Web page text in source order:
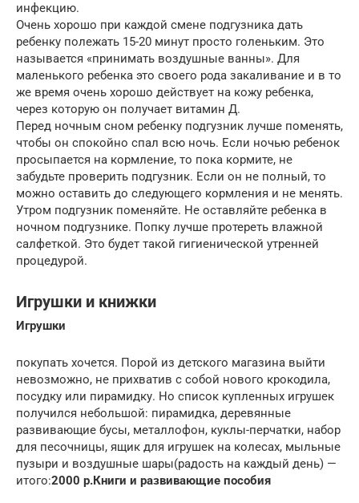
инфекцию.
Очень хорошо при каждой смене подгузника дать
ребенку полежать 15-20 минут просто голеньким. Это
называется «принимать воздушные ванны». Для
маленького ребенка это своего рода закаливание и в то
же время очень хорошо действует на кожу ребенка,
через которую он получает витамин Д.
Перед ночным сном ребенку подгузник лучше поменять,
чтобы он спокойно спал всю ночь. Если ночью ребенок
просыпается на кормление, то пока кормите, не
забудьте проверить подгузник. Если он не полный, то
можно оставить до следующего кормления и не менять.
Утром подгузник поменяйте. Не оставляйте ребенка в
ночном подгузнике. Попку лучше протереть влажной
салфеткой. Это будет такой гигиенической утренней
процедурой.
Игрушки и книжки
Игрушки
покупать хочется. Порой из детского магазина выйти
невозможно, не прихватив с собой нового крокодила,
посудку или пирамидку. Но список купленных игрушек
получился небольшой: пирамидка, деревянные
развивающие бусы, металлофон, куклы-перчатки, набор
для песочницы, ящик для игрушек на колесах, мыльные
пузыри и воздушные шары(радость на каждый день) —
итого:2000 р.Книги и развивающие пособия